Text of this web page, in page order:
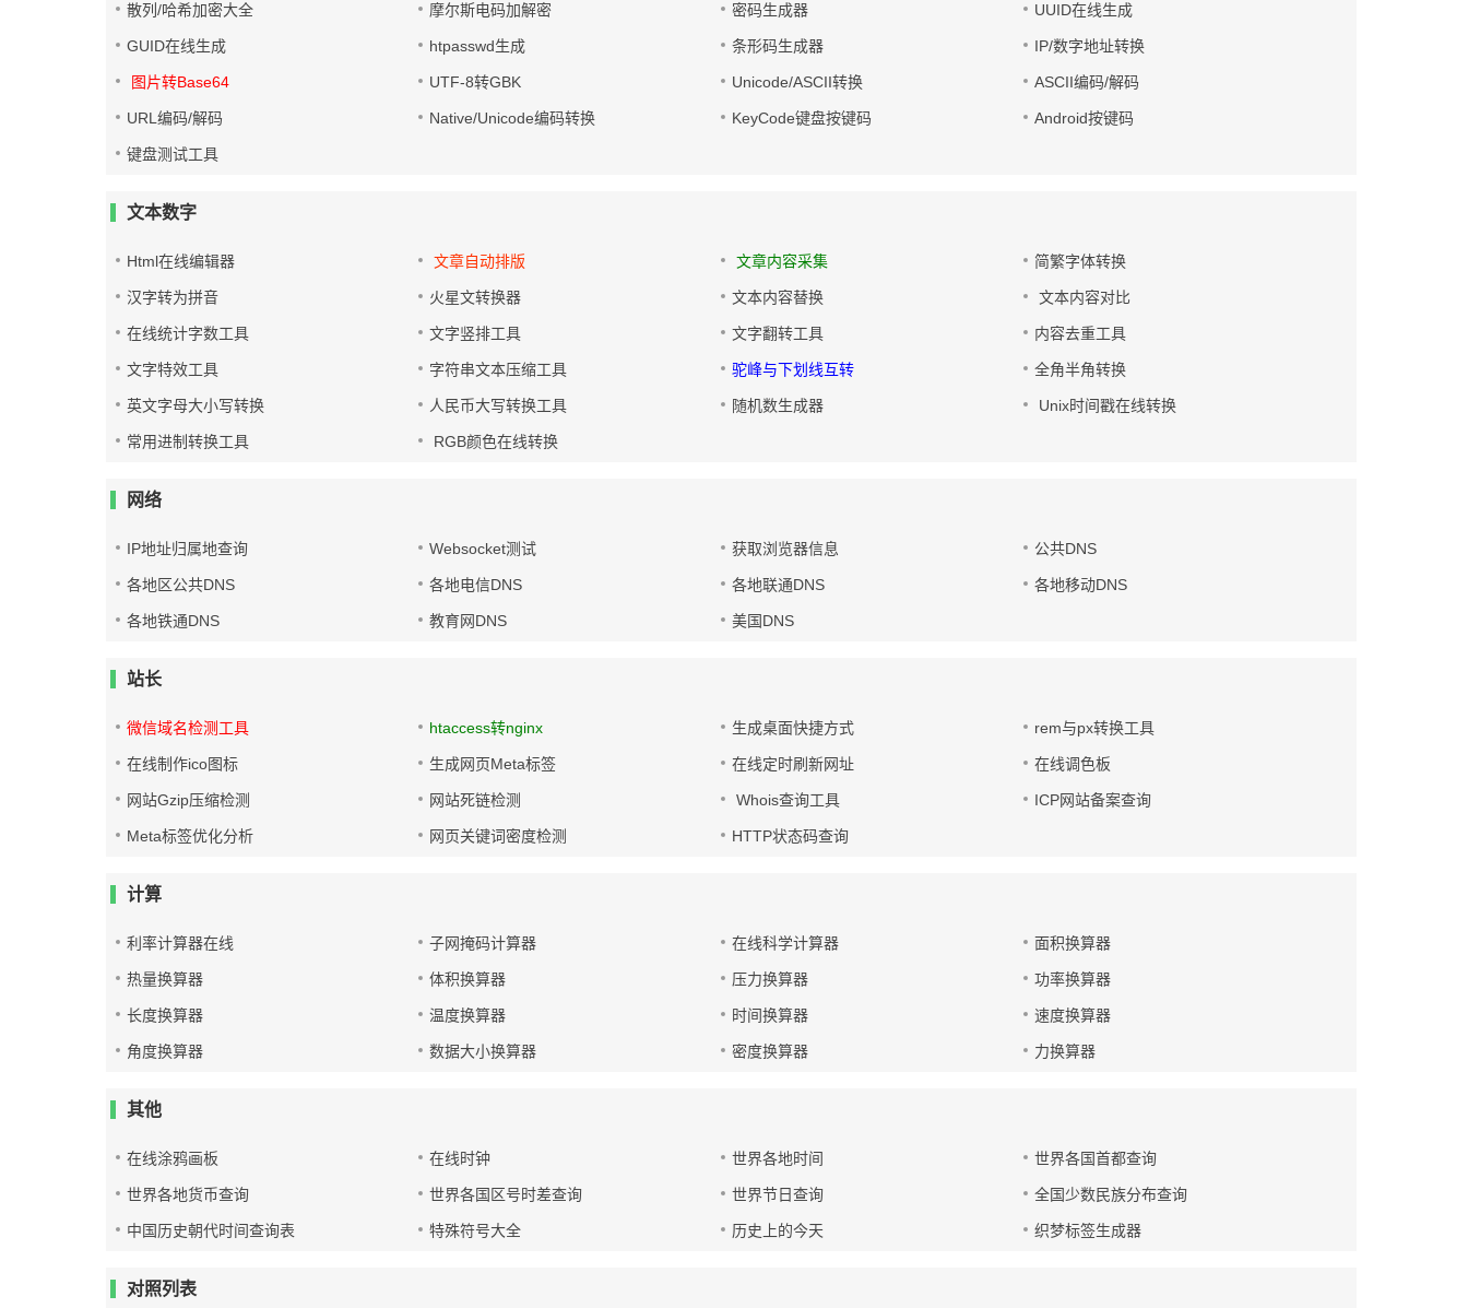
散列/哈希加密大全 摩尔斯电码加解密 密码生成器 UUID在线生成
GUID在线生成 htpasswd生成 条形码生成器 IP/数字地址转换
图片转Base64 UTF-8转GBK Unicode/ASCII转换 ASCII编码/解码
URL编码/解码 Native/Unicode编码转换 KeyCode键盘按键码 Android按键码
键盘测试工具
文本数字
Html在线编辑器 文章自动排版 文章内容采集 简繁字体转换
汉字转为拼音 火星文转换器 文本内容替换 文本内容对比
在线统计字数工具 文字竖排工具 文字翻转工具 内容去重工具
文字特效工具 字符串文本压缩工具 驼峰与下划线互转 全角半角转换
英文字母大小写转换 人民币大写转换工具 随机数生成器 Unix时间戳在线转换
常用进制转换工具 RGB颜色在线转换
网络
IP地址归属地查询 Websocket测试 获取浏览器信息 公共DNS
各地区公共DNS 各地电信DNS 各地联通DNS 各地移动DNS
各地铁通DNS 教育网DNS 美国DNS
站长
微信域名检测工具 htaccess转nginx 生成桌面快捷方式 rem与px转换工具
在线制作ico图标 生成网页Meta标签 在线定时刷新网址 在线调色板
网站Gzip压缩检测 网站死链检测 Whois查询工具 ICP网站备案查询
Meta标签优化分析 网页关键词密度检测 HTTP状态码查询
计算
利率计算器在线 子网掩码计算器 在线科学计算器 面积换算器
热量换算器 体积换算器 压力换算器 功率换算器
长度换算器 温度换算器 时间换算器 速度换算器
角度换算器 数据大小换算器 密度换算器 力换算器
其他
在线涂鸦画板 在线时钟 世界各地时间 世界各国首都查询
世界各地货币查询 世界各国区号时差查询 世界节日查询 全国少数民族分布查询
中国历史朝代时间查询表 特殊符号大全 历史上的今天 织梦标签生成器
对照列表